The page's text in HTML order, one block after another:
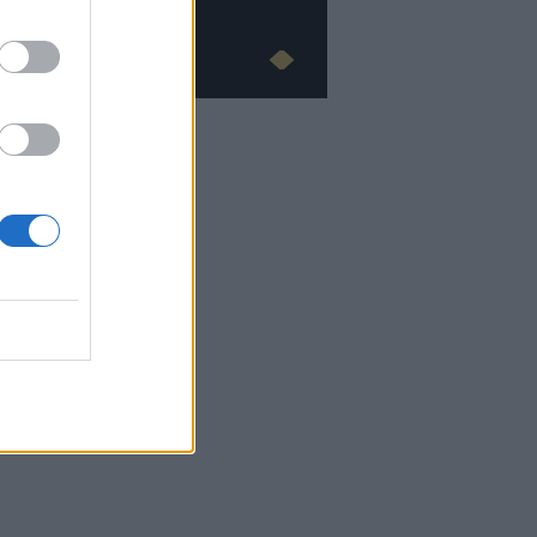
Advertorial